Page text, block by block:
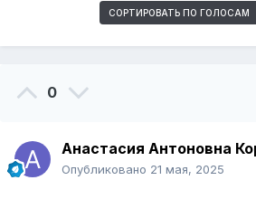
СОРТИРОВАТЬ ПО ГОЛОСАМ
0
Анастасия Антоновна
Опубликовано 21 мая, 2025